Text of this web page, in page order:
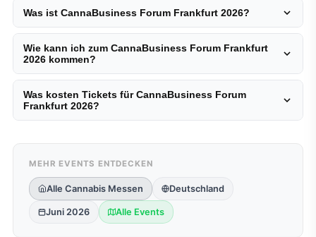
Was ist CannaBusiness Forum Frankfurt 2026?
Wie kann ich zum CannaBusiness Forum Frankfurt
2026 kommen?
Was kosten Tickets für CannaBusiness Forum
Frankfurt 2026?
MEHR EVENTS ENTDECKEN
Alle Cannabis Messen Deutschland
Juni 2026 Alle Events